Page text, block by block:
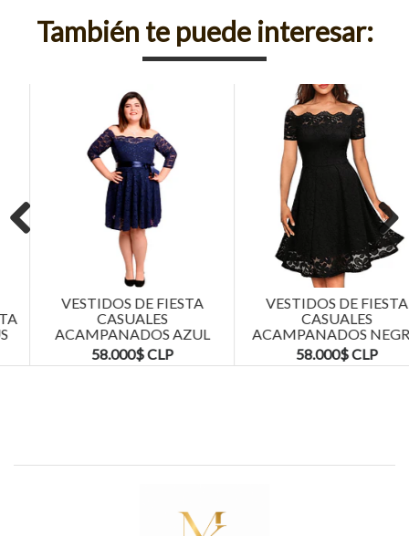
También te puede interesar:
VESTIDOS DE FIESTA
CASUALES
ACAMPANADOS AZUL
MARINO TALLAS PLUS
KADRIHEL
58.000$ CLP
VESTIDOS DE FIESTA
CASUALES
ACAMPANADOS NEGRO
TALLAS PLUS KADRIHEL
58.000$ CLP
Next